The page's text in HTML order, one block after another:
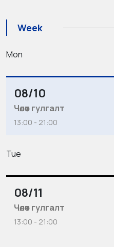
Week
Mon
08/10
Чөлөөт гулгалт
13:00 - 21:00
Tue
08/11
Чөлөөт гулгалт
13:00 - 21:00